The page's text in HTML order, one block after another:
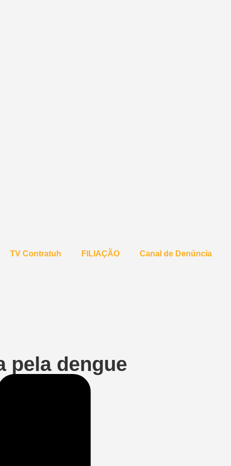
TV Contratuh FILIAÇÃO Canal de Denúncia
pela dengue